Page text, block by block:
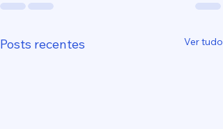
Posts recentes Ver tudo